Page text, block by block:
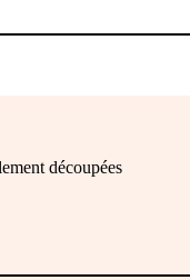
découpées